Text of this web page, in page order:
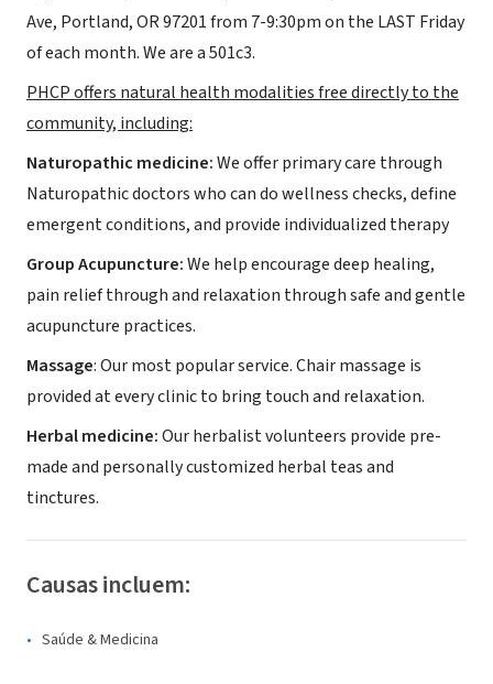
Ave, Portland, OR 97201 from 7-9:30pm on the LAST Friday
of each month. We are a 501c3.
PHCP offers natural health modalities free directly to the
community, including:
Naturopathic medicine:We offer primary care through
Naturopathic doctors who can do wellness checks, define
emergent conditions, and provide individualized therapy
Group Acupuncture:We help encourage deep healing,
pain relief through and relaxation through safe and gentle
acupuncture practices.
Massage: Our most popular service. Chair massage is
provided at every clinic to bring touch and relaxation.
Herbal medicine:Our herbalist volunteers provide pre-
made and personally customized herbal teas and
tinctures.
Causas incluem:
Saúde & Medicina